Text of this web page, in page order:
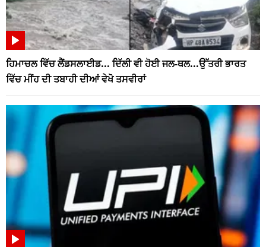
ਹਿਮਾਚਲ ਵਿੱਚ ਲੈਂਡਸਲਾਈਡ... ਦਿੱਲੀ ਵੀ ਹੋਈ ਜਲ-ਥਲ...ਉੱਤਰੀ ਭਾਰਤ
ਵਿੱਚ ਮੀਂਹ ਦੀ ਤਬਾਹੀ ਦੀਆਂ ਵੇਖੋ ਤਸਵੀਰਾਂ